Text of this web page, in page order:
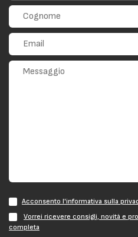
Acconsento l'informativa sulla
Vorrei ricevere consigli, novità e
completa